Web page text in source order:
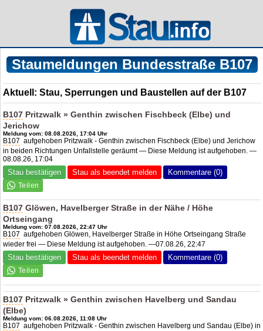
Staumeldungen Bundesstraße B107
Aktuell: Stau, Sperrungen und Baustellen auf der B107
B107 Pritzwalk » Genthin zwischen Fischbeck (Elbe) und
Jerichow
Meldung vom: 08.08.2026, 17:04 Uhr
B107 aufgehoben Pritzwalk - Genthin zwischen Fischbeck (Elbe) und Jerichow
in beiden Richtungen Unfallstelle geräumt — Diese Meldung ist aufgehoben. —
08.08.26, 17:04
Stau bestätigen Stau als beendet melden Kommentare (0)
B107 Glöwen, Havelberger Straße in der Nähe / Höhe
Ortseingang
Meldung vom: 07.08.2026, 22:47 Uhr
B107 aufgehoben Glöwen, Havelberger Straße in Höhe Ortseingang Straße
wieder frei — Diese Meldung ist aufgehoben. —07.08.26, 22:47
Stau bestätigen Stau als beendet melden Kommentare (0)
B107 Pritzwalk » Genthin zwischen Havelberg und Sandau
(Elbe)
Meldung vom: 06.08.2026, 11:08 Uhr
B107 aufgehoben Pritzwalk - Genthin zwischen Havelberg und Sandau (Elbe) in